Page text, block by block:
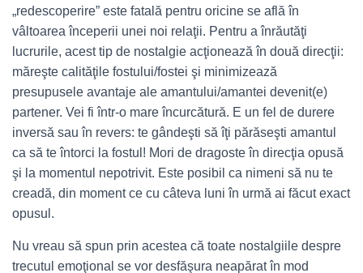
„redescoperire” este fatală pentru oricine se află în
vâltoarea începerii unei noi relaţii. Pentru a înrăutăţi
lucrurile, acest tip de nostalgie acţionează în două direcţii:
măreşte calităţile fostului/fostei şi minimizează
presupusele avantaje ale amantului/amantei devenit(e)
partener. Vei fi într-o mare încurcătură. E un fel de durere
inversă sau în revers: te gândeşti să îţi părăseşti amantul
ca să te întorci la fostul! Mori de dragoste în direcţia opusă
şi la momentul nepotrivit. Este posibil ca nimeni să nu te
creadă, din moment ce cu câteva luni în urmă ai făcut exact
opusul.
Nu vreau să spun prin acestea că toate nostalgiile despre
trecutul emoţional se vor desfăşura neapărat în mod